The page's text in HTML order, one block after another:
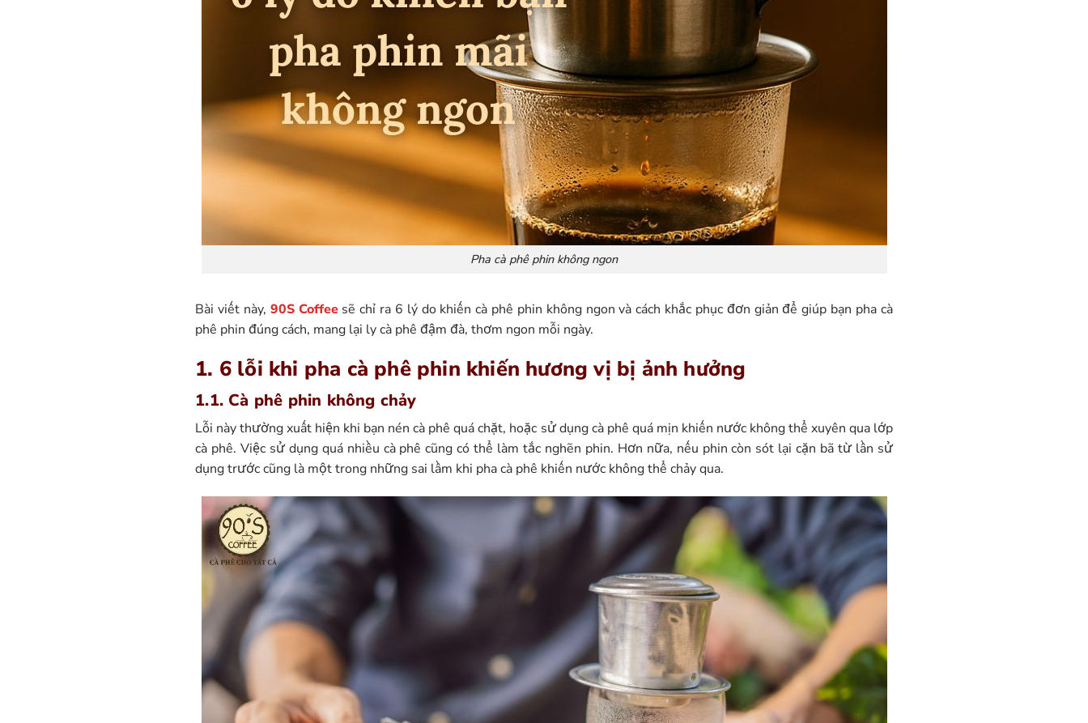
Pha cà phê phin không ngon
Bài viết này, 90S Coffeesẽ chỉ ra 6 lý do khiến cà phê phin không ngon và cách khắc phục đơn giản để giúp bạn pha cà
phê phin đúng cách, mang lại ly cà phê đậm đà, thơm ngon mỗi ngày.
1. 6 lỗi khi pha cà phê phin khiến hương vị bị ảnh hưởng
1.1. Cà phê phin không chảy
Lỗi này thường xuất hiện khi bạn nén cà phê quá chặt, hoặc sử dụng cà phê quá mịn khiến nước không thể xuyên qua lớp
cà phê. Việc sử dụng quá nhiều cà phê cũng có thể làm tắc nghẽn phin. Hơn nữa, nếu phin còn sót lại cặn bã từ lần sử
dụng trước cũng là một trong những sai lầm khi pha cà phê khiến nước không thể chảy qua.